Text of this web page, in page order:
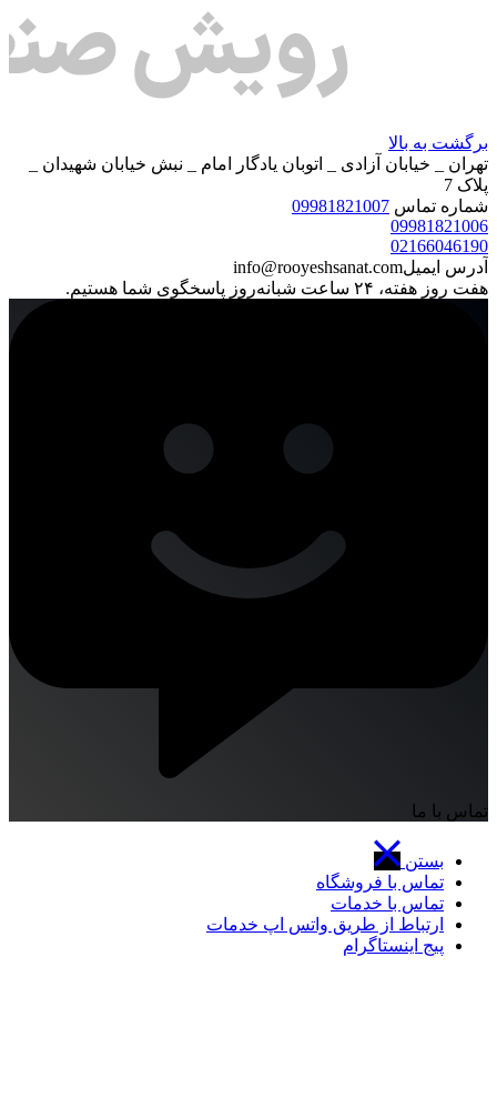
برگشت به بالا
تهران _ خیابان آزادی _ اتوبان یادگار امام _ نبش خیابان شهیدان _
پلاک 7
شماره تماس 09981821007
09981821006
02166046190
آدرس ایمیلinfo@rooyeshsanat.com
هفت روز هفته، ۲۴ ساعت شبانه‌روز پاسخگوی شما هستیم.
تماس با ما
بستن
تماس با فروشگاه
تماس با خدمات
ارتباط از طریق واتس اپ خدمات
پیج اینستاگرام